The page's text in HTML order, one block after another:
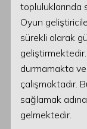
topluluklarında
Oyun
sürekli olarak
geliştirmektedir.
durmamakta
çalışmaktadır.
sağlamak
gelmektedir.